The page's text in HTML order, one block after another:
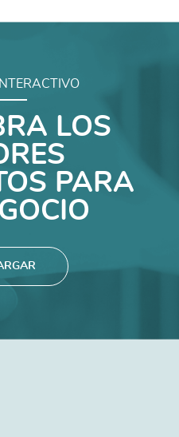
LOS
PARA